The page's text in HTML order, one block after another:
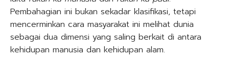
Pembahagian ini bukan sekadar klasifikasi, tetapi
mencerminkan cara masyarakat ini melihat dunia
sebagai dua dimensi yang saling berkait di antara
kehidupan manusia dan kehidupan alam.